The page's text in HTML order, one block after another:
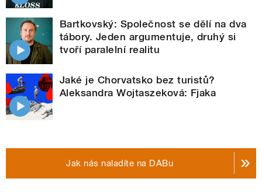
Bartkovský: Společnost se dělí na dva
tábory. Jeden argumentuje, druhý si
tvoří paralelní realitu
Jaké je Chorvatsko bez turistů?
Aleksandra Wojtaszeková: Fjaka
Jak nás naladíte na DABu